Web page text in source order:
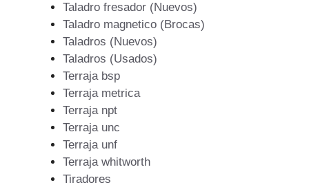
Taladro fresador (Nuevos)
Taladro magnetico (Brocas)
Taladros (Nuevos)
Taladros (Usados)
Terraja bsp
Terraja metrica
Terraja npt
Terraja unc
Terraja unf
Terraja whitworth
Tiradores